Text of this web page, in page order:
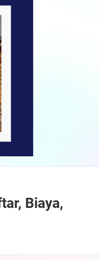
Biaya,